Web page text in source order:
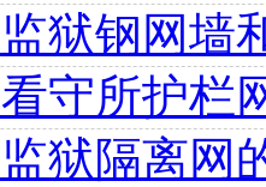
监狱钢网墙
看守所护栏
监狱隔离网